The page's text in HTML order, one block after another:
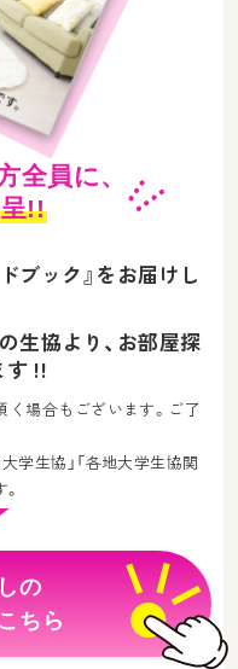
全員に、
!!
ブック』をお届けし
生協より、お部屋探
す !!
場合もございます。ご了
学生協」「各地大学生協関
の
ちら